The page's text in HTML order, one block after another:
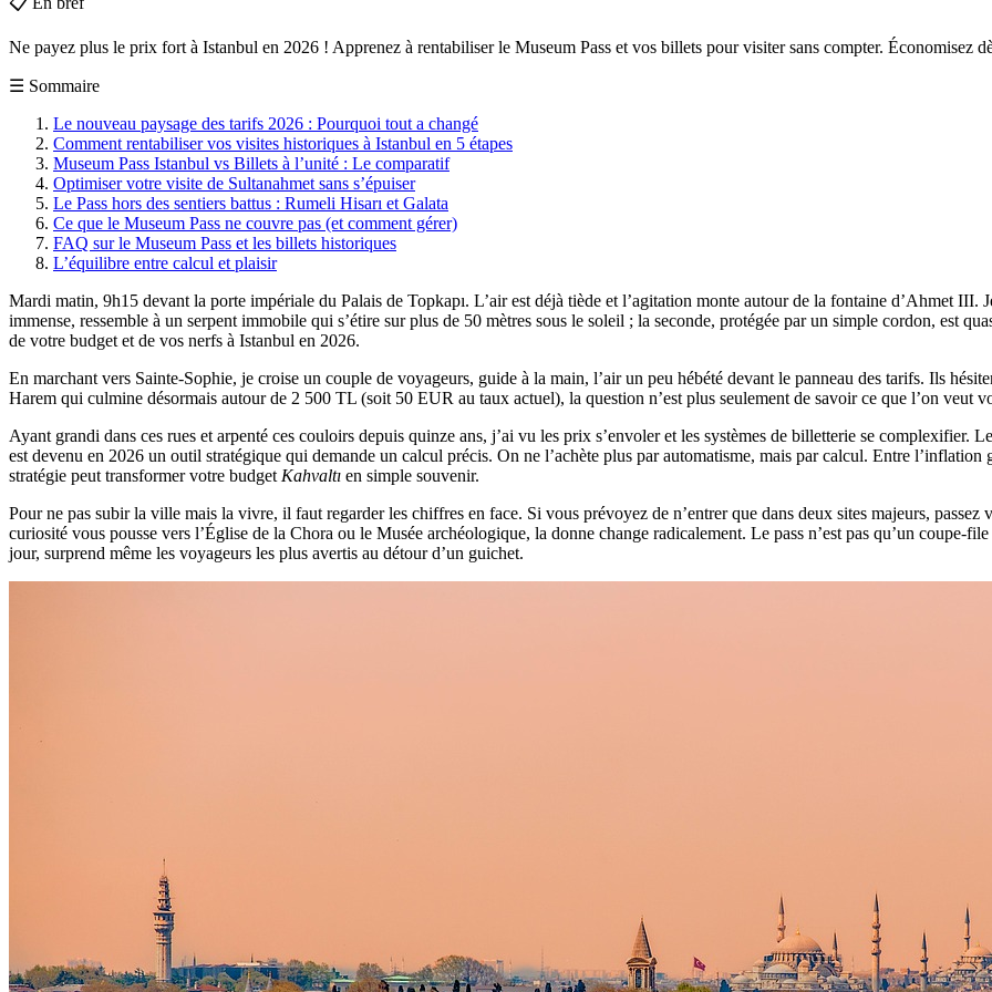
Ne payez plus le prix fort à Istanbul en 2026 ! Apprenez à rentabiliser le Museum Pass et vos billets pour visiter sans compter. Économisez
☰ Sommaire
Le nouveau paysage des tarifs 2026 : Pourquoi tout a changé
Comment rentabiliser vos visites historiques à Istanbul en 5 étapes
Museum Pass Istanbul vs Billets à l’unité : Le comparatif
Optimiser votre visite de Sultanahmet sans s’épuiser
Le Pass hors des sentiers battus : Rumeli Hisarı et Galata
Ce que le Museum Pass ne couvre pas (et comment gérer)
FAQ sur le Museum Pass et les billets historiques
L’équilibre entre calcul et plaisir
Mardi matin, 9h15 devant la porte impériale du Palais de Topkapı. L’air est déjà tiède et l’agitation monte autour de la fontaine d’Ahmet III.
immense, ressemble à un serpent immobile qui s’étire sur plus de 50 mètres sous le soleil ; la seconde, protégée par un simple cordon, est
de votre budget et de vos nerfs à Istanbul en 2026.
En marchant vers Sainte-Sophie, je croise un couple de voyageurs, guide à la main, l’air un peu hébété devant le panneau des tarifs. Ils
Harem qui culmine désormais autour de 2 500 TL (soit 50 EUR au taux actuel), la question n’est plus seulement de savoir ce que l’on veut
Ayant grandi dans ces rues et arpenté ces couloirs depuis quinze ans, j’ai vu les prix s’envoler et les systèmes de billetterie se complexifier.
est devenu en 2026 un outil stratégique qui demande un calcul précis. On ne l’achète plus par automatisme, mais par calcul. Entre
stratégie peut transformer votre budget Kahvaltı en simple souvenir.
Pour ne pas subir la ville mais la vivre, il faut regarder les chiffres en face. Si vous prévoyez de n’entrer que dans deux sites majeurs, passez
curiosité vous pousse vers l’Église de la Chora ou le Musée archéologique, la donne change radicalement. Le pass n’est pas qu’un coupe-
jour, surprend même les voyageurs les plus avertis au détour d’un guichet.